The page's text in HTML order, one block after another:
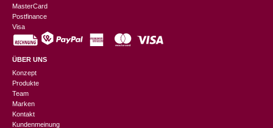
MasterCard
Postfinance
Visa
ÜBER UNS
Konzept
Produkte
Team
Marken
Kontakt
Kundenmeinung